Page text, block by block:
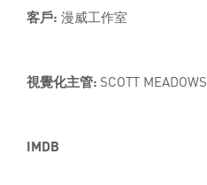
客戶: 漫威工作室
視覺化主管: SCOTT MEADOWS
IMDB